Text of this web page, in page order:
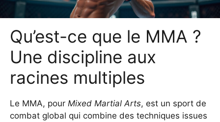
Qu’est-ce que le MMA ?
Une discipline aux
racines multiples
Le MMA, pour Mixed Martial Arts, est un sport de
combat global qui combine des techniques issues